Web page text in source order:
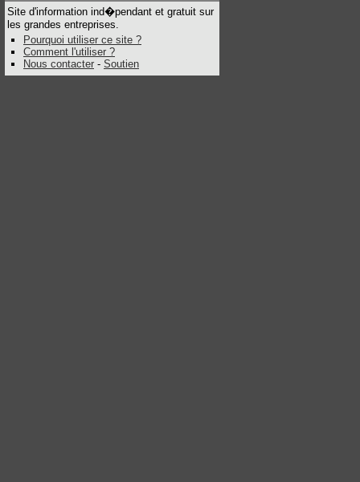
Site d'information ind�pendant et gratuit sur
les grandes entreprises.
Pourquoi utiliser ce site ?
Comment l'utiliser ?
Nous contacter - Soutien